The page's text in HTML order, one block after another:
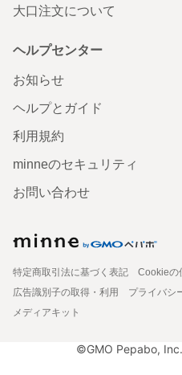
大口注文について
ヘルプセンター
お知らせ
ヘルプとガイド
利用規約
minneのセキュリティ
お問い合わせ
特定商取引法に基づく表記
Cookieの
広告識別子の取得・利用
プライバシ
メディアキット
©GMO Pepabo,